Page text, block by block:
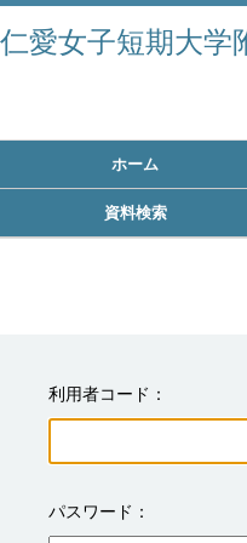
仁愛女子短期大学
ホーム
資料検索
利用者コード
パスワード